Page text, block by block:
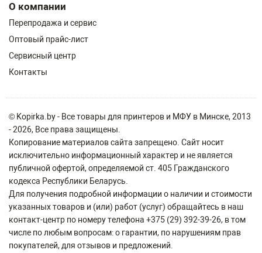
О компании
Перепродажа и сервис
Оптовый прайс-лист
Сервисный центр
Контакты
© Kopirka.by - Все товары для принтеров и МФУ в Минске, 2013
- 2026, Все права защищены.
Копирование материалов сайта запрещено. Сайт носит
исключительно информационный характер и не является
публичной офертой, определяемой ст. 405 Гражданского
кодекса Республики Беларусь.
Для получения подробной информации о наличии и стоимости
указанных товаров и (или) работ (услуг) обращайтесь в наш
контакт-центр по номеру телефона +375 (29) 392-39-26, в том
числе по любым вопросам: о гарантии, по нарушениям прав
покупателей, для отзывов и предложений.